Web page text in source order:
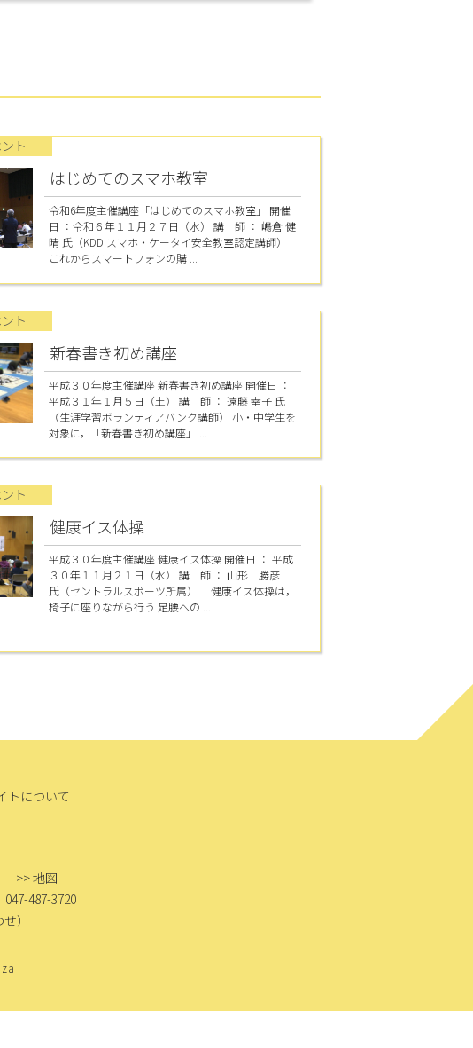
ト
はじめてのスマホ教室
令和6年度主催講座「はじめてのスマホ教室」 開催
日 ：令和６年１１月２７日（水） 講 師 ： 嶋倉 健
晴 氏（KDDIスマホ・ケータイ安全教室認定講師）
これからスマートフォンの購 ...
ト
新春書き初め講座
平成３０年度主催講座 新春書き初め講座 開催日 ：
平成３１年１月５日（土） 講 師 ： 遠藤 幸子 氏
（生涯学習ボランティアバンク講師） 小・中学生を
対象に，「新春書き初め講座」 ...
ト
健康イス体操
平成３０年度主催講座 健康イス体操 開催日 ： 平成
３０年１１月２１日（水） 講 師 ： 山形 勝彦
氏（セントラルスポーツ所属） 健康イス体操は，
椅子に座りながら行う 足腰への ...
トについて
>> 地図
047-487-3720
）